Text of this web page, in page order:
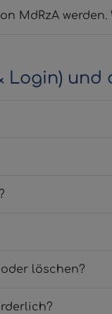
Auch mein Unternehmen möchte
Login)
löschen?